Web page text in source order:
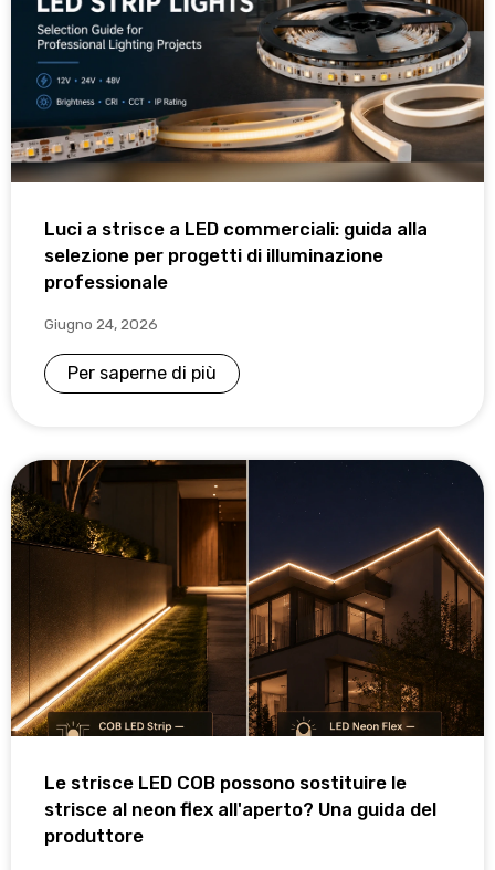
Luci a strisce a LED commerciali: guida alla
selezione per progetti di illuminazione
professionale
Giugno 24, 2026
Per saperne di più
Le strisce LED COB possono sostituire le
strisce al neon flex all'aperto? Una guida del
produttore